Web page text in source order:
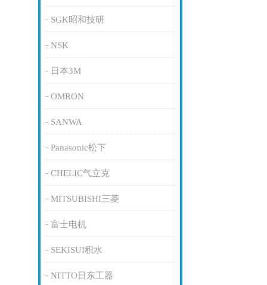
SGK昭和技研
NSK
日本3M
OMRON
SANWA
Panasonic松下
CHELIC气立克
MITSUBISHI三菱
富士电机
SEKISUI积水
NITTO日东工器